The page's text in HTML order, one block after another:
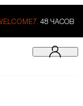
48 ЧАСОВ